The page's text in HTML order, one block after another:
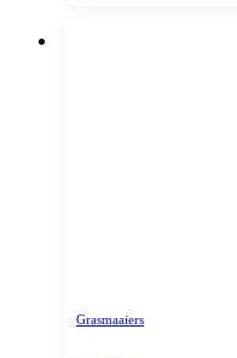
Grasmaaiers